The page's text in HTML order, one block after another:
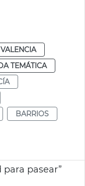
VALENCIA
TEMÁTICA
BARRIOS
para pasear”